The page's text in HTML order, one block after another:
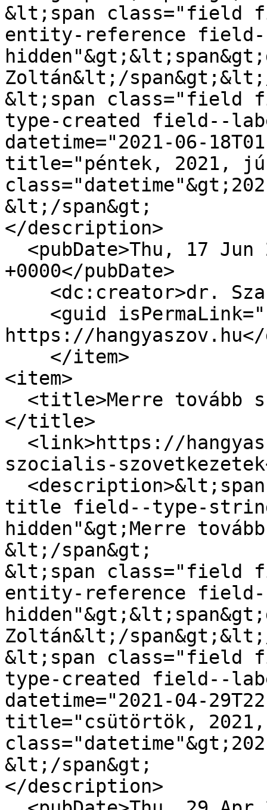
&lt;span class="field
entity-reference
Zoltán&lt;/
&lt;span class="field
type-created field--
datetime="2021-06-
title="péntek, 2021,
&lt;/span&gt;
</description>
+0000</pubDate>
https://
<item>
</title>
szocialis-
title field--type-
hidden"&gt;Merre
&lt;/span&gt;
&lt;span class="field
entity-reference
Zoltán&lt;/
&lt;span class="field
type-created field--
datetime="2021-04-
title="csütörtök,
&lt;/span&gt;
</description>